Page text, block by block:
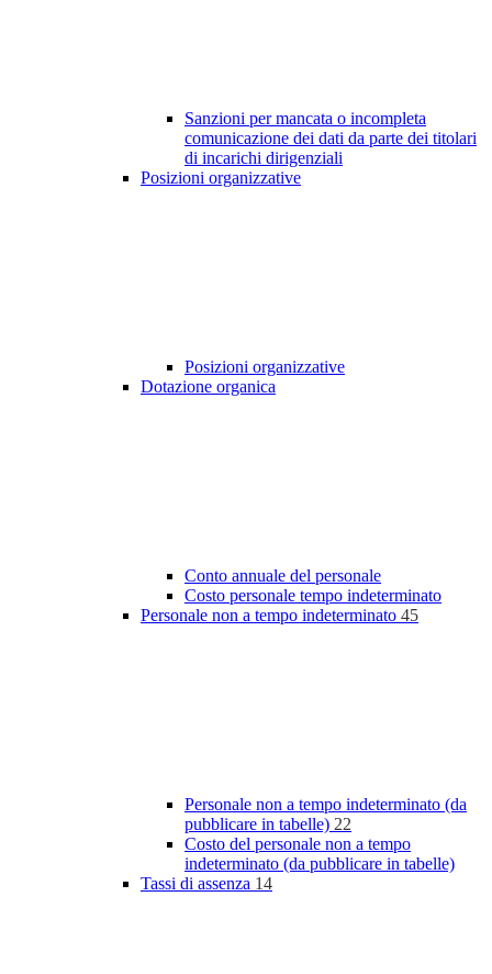
Sanzioni per mancata o incompleta
comunicazione dei dati da parte dei titolari
di incarichi dirigenziali
Posizioni organizzative
Posizioni organizzative
Dotazione organica
Conto annuale del personale
Costo personale tempo indeterminato
Personale non a tempo indeterminato 45
Personale non a tempo indeterminato (da
pubblicare in tabelle) 22
Costo del personale non a tempo
indeterminato (da pubblicare in tabelle)
Tassi di assenza 14